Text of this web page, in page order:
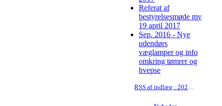
Referat af
bestyrelsesmøde mv
19 april 2017
Sep. 2016 - Nye
udendørs
væglamper og info
omkring tømrer og
hvepse
RSS af indlæg : 2026-04-28 referat af generalforsamling 21-04-26 v/ Lise